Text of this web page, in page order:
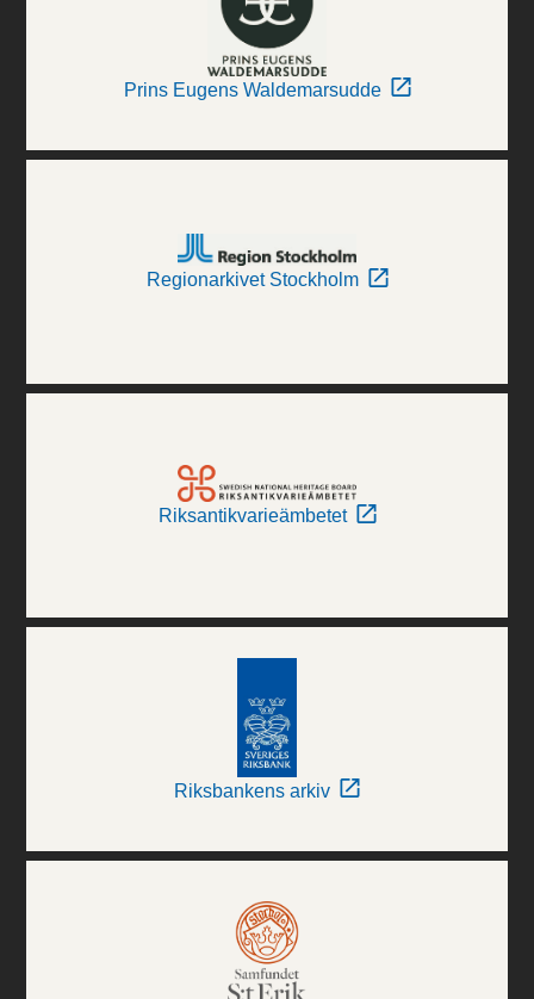
Prins Eugens Waldemarsudde
Regionarkivet Stockholm
Riksantikvarieämbetet
Riksbankens arkiv